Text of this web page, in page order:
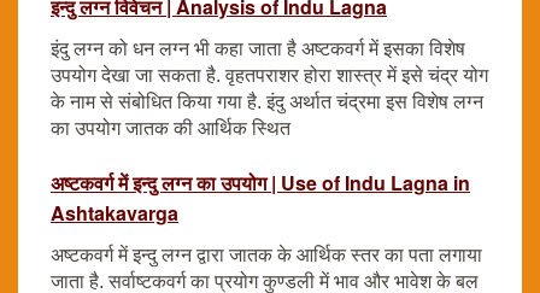
इन्दु लग्न विवेचन | Analysis of Indu Lagna
इंदु लग्न को धन लग्न भी कहा जाता है अष्टकवर्ग में इसका विशेष
उपयोग देखा जा सकता है. वृहतपराशर होरा शास्त्र में इसे चंद्र योग
के नाम से संबोधित किया गया है. इंदु अर्थात चंद्रमा इस विशेष लग्न
का उपयोग जातक की आर्थिक स्थित
अष्टकवर्ग में इन्दु लग्न का उपयोग | Use of Indu Lagna in
Ashtakavarga
अष्टकवर्ग में इन्दु लग्न द्वारा जातक के आर्थिक स्तर का पता लगाया
जाता है. सर्वाष्टकवर्ग का प्रयोग कुण्डली में भाव और भावेश के बल